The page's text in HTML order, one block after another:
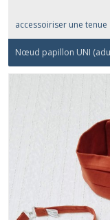
accessoiriser une tenue
Nœud papillon UNI